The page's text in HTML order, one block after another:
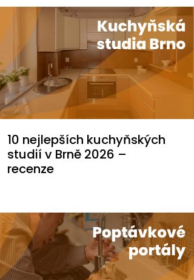
10 nejlepších kuchyňských
studií v Brně 2026 –
recenze